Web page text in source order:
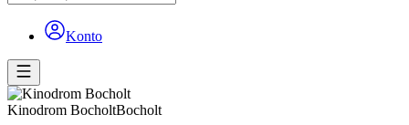
Konto
Kinodrom BocholtBocholt